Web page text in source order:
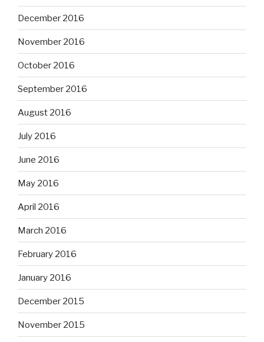
December 2016
November 2016
October 2016
September 2016
August 2016
July 2016
June 2016
May 2016
April 2016
March 2016
February 2016
January 2016
December 2015
November 2015